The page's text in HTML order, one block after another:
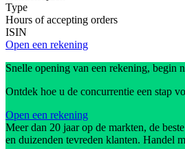
Type
Hours of accepting orders
ISIN
Open een rekening
Snelle opening van een rekening, begin
Ontdek hoe u de concurrentie een stap
Open een rekening
Meer dan 20 jaar op de markten, de
en duizenden tevreden klanten. Handel